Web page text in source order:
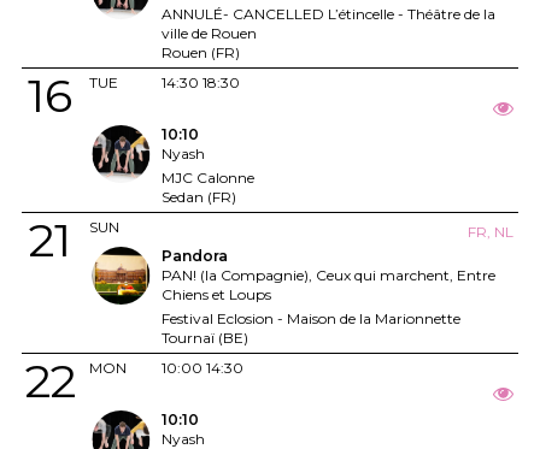
ANNULÉ- CANCELLED L’étincelle - Théâtre de la
ville de Rouen
Rouen (FR)
TUE
16 14:30 18:30
10:10
Nyash
MJC Calonne
Sedan (FR)
SUN
21
FR, NL
Pandora
PAN! (la Compagnie), Ceux qui marchent, Entre
Chiens et Loups
Festival Eclosion - Maison de la Marionnette
Tournaï (BE)
MON
22 10:00 14:30
10:10
Nyash